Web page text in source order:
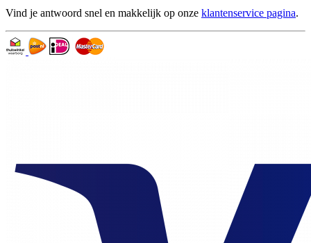
Vind je antwoord snel en makkelijk op onze klantenservice pagina.